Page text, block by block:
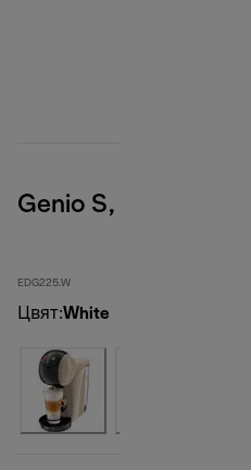
Genio S, White
EDG225.W
Цвят:White